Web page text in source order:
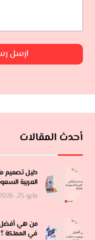
ارسل
أحدث المقالات
دليل تصميم
العربية
مايو 25, 2026
من هي
في المملكة ؟